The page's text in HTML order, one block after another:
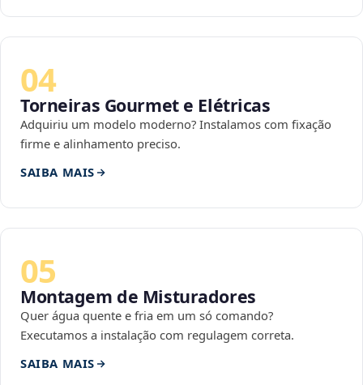
04
Torneiras Gourmet e Elétricas
Adquiriu um modelo moderno? Instalamos com fixação
firme e alinhamento preciso.
SAIBA MAIS
05
Montagem de Misturadores
Quer água quente e fria em um só comando?
Executamos a instalação com regulagem correta.
SAIBA MAIS